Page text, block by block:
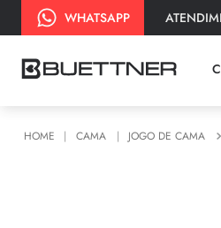
WHATSAPP
CAMA JOGO DE CAMA